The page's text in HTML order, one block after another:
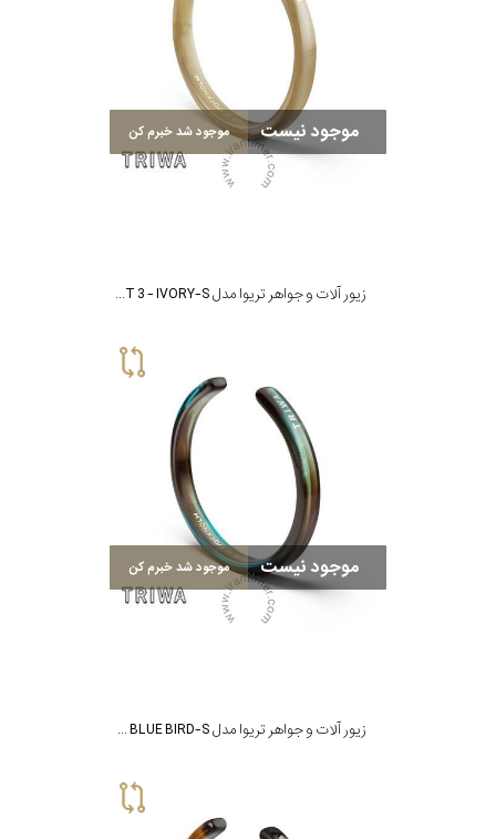
موجود نیست موجود شد خبرم کن
زیور آلات و جواهر تریوا مدل BRACELET 3 - IVORY-S
موجود نیست موجود شد خبرم کن
زیور آلات و جواهر تریوا مدل BRACELET 3 - BLUE BIRD-S